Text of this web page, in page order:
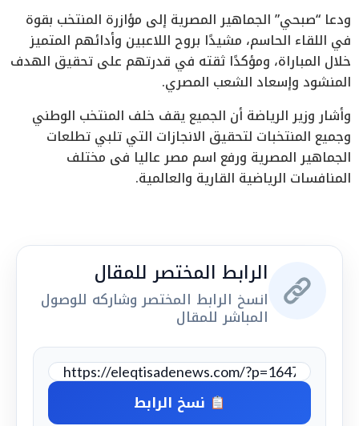
ودعا “صبحي” الجماهير المصرية إلى مؤازرة المنتخب بقوة
في اللقاء الحاسم، مشيدًا بروح اللاعبين وأدائهم المتميز
خلال المباراة، ومؤكدًا ثقته في قدرتهم على تحقيق الهدف
المنشود وإسعاد الشعب المصري.
وأشار وزير الرياضة أن الجميع يقف خلف المنتخب الوطني
وجميع المنتخبات لتحقيق الانجازات التي تلبي تطلعات
الجماهير المصرية ورفع اسم مصر عاليا فى مختلف
المنافسات الرياضية القارية والعالمية.
الرابط المختصر للمقال
انسخ الرابط المختصر وشاركه للوصول
المباشر للمقال
نسخ الرابط